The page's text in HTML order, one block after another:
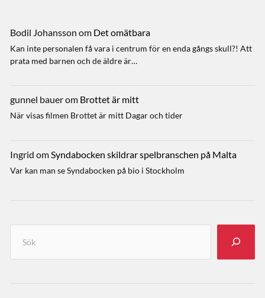
Bodil Johansson om Det omätbara
Kan inte personalen få vara i centrum för en enda gångs skull?! Att
prata med barnen och de äldre är…
gunnel bauerom Brottet är mitt
När visas filmen Brottet är mitt Dagar och tider
Ingrid omSyndabocken skildrar spelbranschen på Malta
Var kan man se Syndabocken på bio i Stockholm